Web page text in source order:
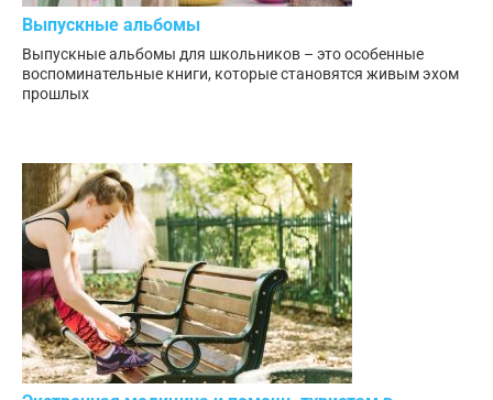
Выпускные альбомы
Выпускные альбомы для школьников – это особенные
воспоминательные книги, которые становятся живым эхом
прошлых